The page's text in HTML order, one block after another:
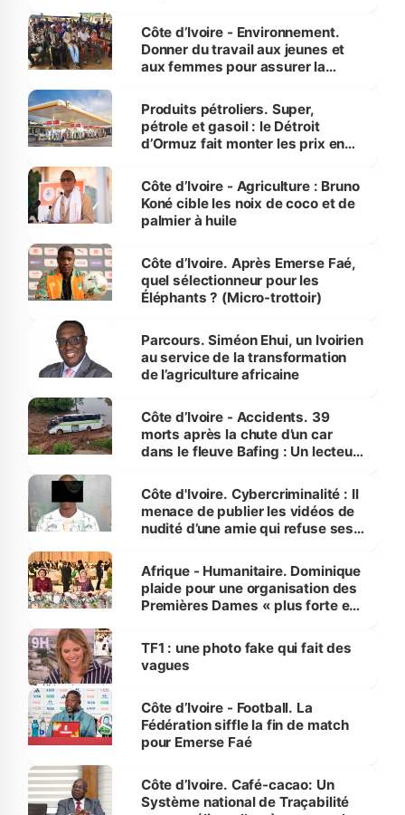
Côte d’Ivoire - Environnement.
Donner du travail aux jeunes et
aux femmes pour assurer la
menacées
Produits pétroliers. Super,
pétrole et gasoil : le Détroit
d’Ormuz fait monter les prix en
Côte d’Ivoire - Agriculture : Bruno
Koné cible les noix de coco et de
palmier à huile
Côte d’Ivoire. Après Emerse Faé,
quel sélectionneur pour les
Éléphants ? (Micro-trottoir)
Parcours. Siméon Ehui, un Ivoirien
au service de la transformation
de l’agriculture africaine
Côte d’Ivoire - Accidents. 39
morts après la chute d’un car
dans le fleuve Bafing : Un lecteur
des Transports
Côte d'Ivoire. Cybercriminalité : Il
menace de publier les vidéos de
nudité d’une amie qui refuse ses
Afrique - Humanitaire. Dominique
plaide pour une organisation des
Premières Dames « plus forte et
sur la scène internationale »
TF1 : une photo fake qui fait des
vagues
Côte d’Ivoire - Football. La
Fédération siffle la fin de match
pour Emerse Faé
Côte d’Ivoire. Café-cacao: Un
Système national de Traçabilité